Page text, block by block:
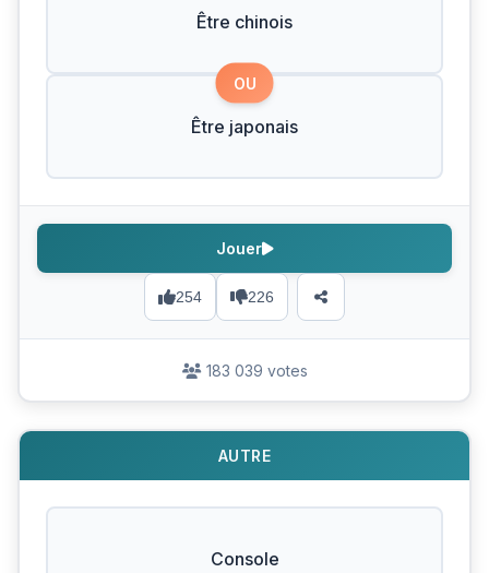
Être chinois
OU
Être japonais
254 226
Jouer
183 039 votes
AUTRE
Console